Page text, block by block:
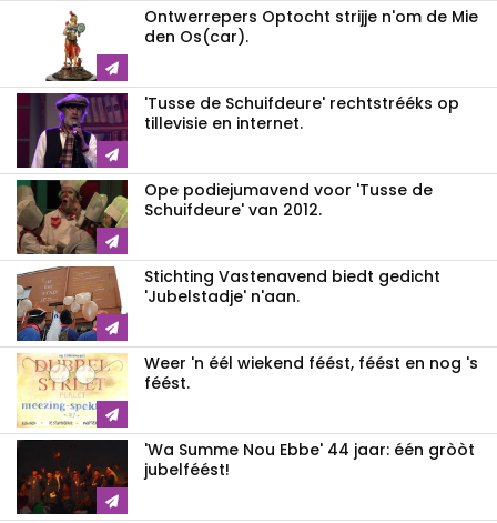
Ontwerrepers Optocht strijje n'om de Mie
den Os(car).
'Tusse de Schuifdeure' rechtstrééks op
tillevisie en internet.
Ope podiejumavend voor 'Tusse de
Schuifdeure' van 2012.
Stichting Vastenavend biedt gedicht
'Jubelstadje' n'aan.
Weer 'n éél wiekend féést, féést en nog 's
féést.
'Wa Summe Nou Ebbe' 44 jaar: één gròòt
jubelféést!